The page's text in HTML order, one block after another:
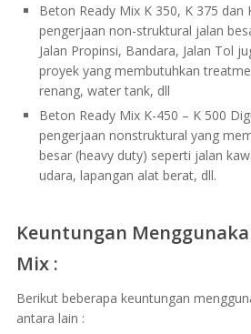
Beton Ready Mix K 350, K 375 dan
pengerjaan non-struktural jalan
Jalan Propinsi, Bandara, Jalan Tol
proyek yang membutuhkan
renang, water tank, dll
Beton Ready Mix K-450 – K 500
pengerjaan nonstruktural yang
besar (heavy duty) seperti jalan
udara, lapangan alat berat, dll.
Keuntungan
Mix :
Berikut beberapa keuntungan
antara lain :